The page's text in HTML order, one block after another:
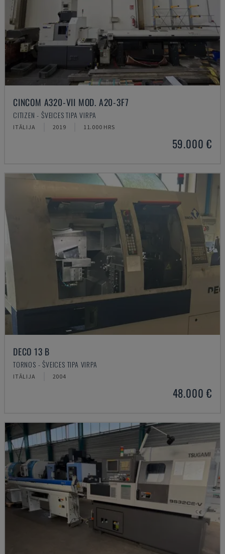
CINCOM A320-VII MOD. A20-3F7
CITIZEN - ŠVEICES TIPA VIRPA
ITĀLIJA 2019 11.000 HRS
59.000 €
DECO 13 B
TORNOS - ŠVEICES TIPA VIRPA
ITĀLIJA 2004
48.000 €